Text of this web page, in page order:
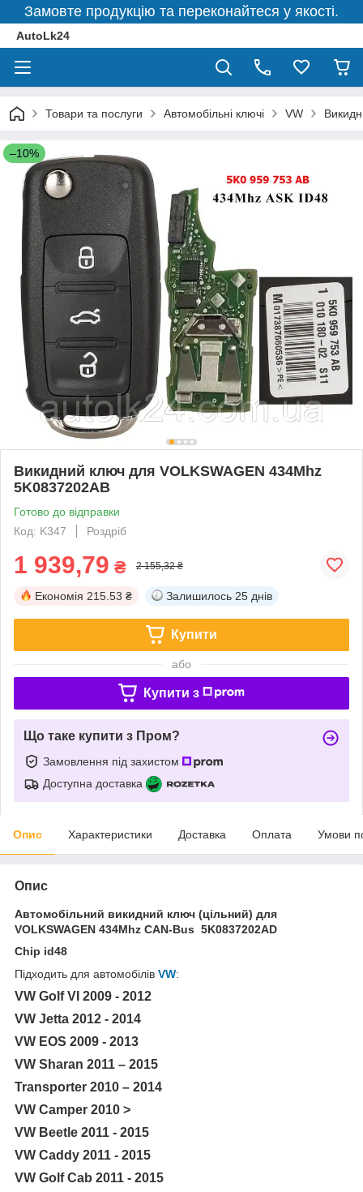
Замовте продукцію та переконайтеся у якості.
AutoLk24
Товари та послуги Автомобільні ключі VW
–10%
Викидний ключ для VOLKSWAGEN 434Mhz
5K0837202AB
Готово до відправки
Код: K347
Роздріб
1 939,79 ₴ 2 155,32 ₴
Економія 215.53 ₴ Залишилось 25 днів
Купити
або
Купити з
Що таке купити з Пром?
Замовлення під захистом
Доступна доставка
Опис Характеристики Доставка Оплата Умови
Опис
Автомобільний викидний ключ (цільний) для
VOLKSWAGEN 434Mhz CAN-Bus 5K0837202AD
Chip id48
Підходить для автомобілів VW:
VW Golf VI 2009 - 2012
VW Jetta 2012 - 2014
VW EOS 2009 - 2013
VW Sharan 2011 – 2015
Transporter 2010 – 2014
VW Camper 2010 >
VW Beetle 2011 - 2015
VW Caddy 2011 - 2015
VW Golf Cab 2011 - 2015